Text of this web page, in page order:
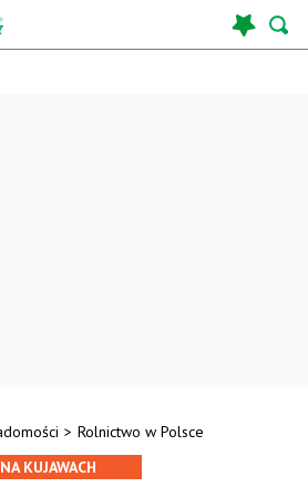
> Rolnictwo w Polsce
KUJAWACH